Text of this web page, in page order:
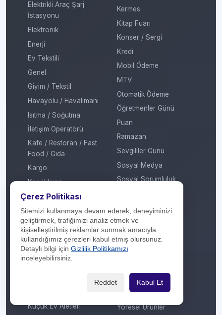
Elektrikli Araç Şarj
İstasyonu
Elektronik
Enerji
Ev Tekstili
Genel
Giyim / Tekstil
Havayolu / Havalimanı
Isıtma / Soğutma
İletişim Operatörü
Kafe / Restoran / Fast
Food / Gıda
Kargo
Konaklama
Kozmetik / Kişisel Bakım
Kripto Platformu
Kuru Temizleme
Kültür / Sanat
Market
Mobilya / Dekorasyon
Küçük Ev Aletleri
Kermes
Kitap Fuarı
Konser / Sergi
Kredi
Mobil Ödeme
MTV
Otomatik Ödeme
Öğretmenler Günü
Puan
Ramazan
Sevgililer Günü
Sosyal Medya
Sosyal Sorumluluk
Takas
Taksit Atlat
Temassız Ödeme
Tiyatro / Müzikal
Yarışma
Yılbaşı
Yöresel Ürünler
Çerez Politikası
Sitemizi kullanmaya devam ederek, deneyiminizi
geliştirmek, trafiğimizi analiz etmek ve
kişiselleştirilmiş reklamlar sunmak amacıyla
kullandığımız çerezleri kabul etmiş olursunuz.
Detaylı bilgi için Gizlilik Politikamızı
inceleyebilirsiniz.
Reddet Kabul Et